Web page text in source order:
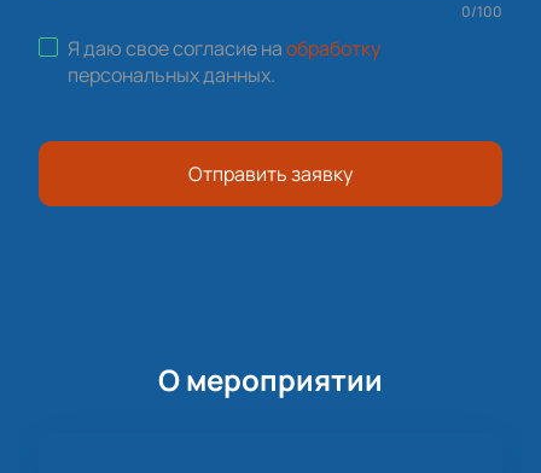
0/100
Я даю свое согласие наобработку
персональных данных.
Отправить заявку
О мероприятии